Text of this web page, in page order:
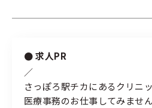
サポート内容
コラム
求人PR
／
さっぽろ駅チカにあるクリニ
医療事務のお仕事してみませ